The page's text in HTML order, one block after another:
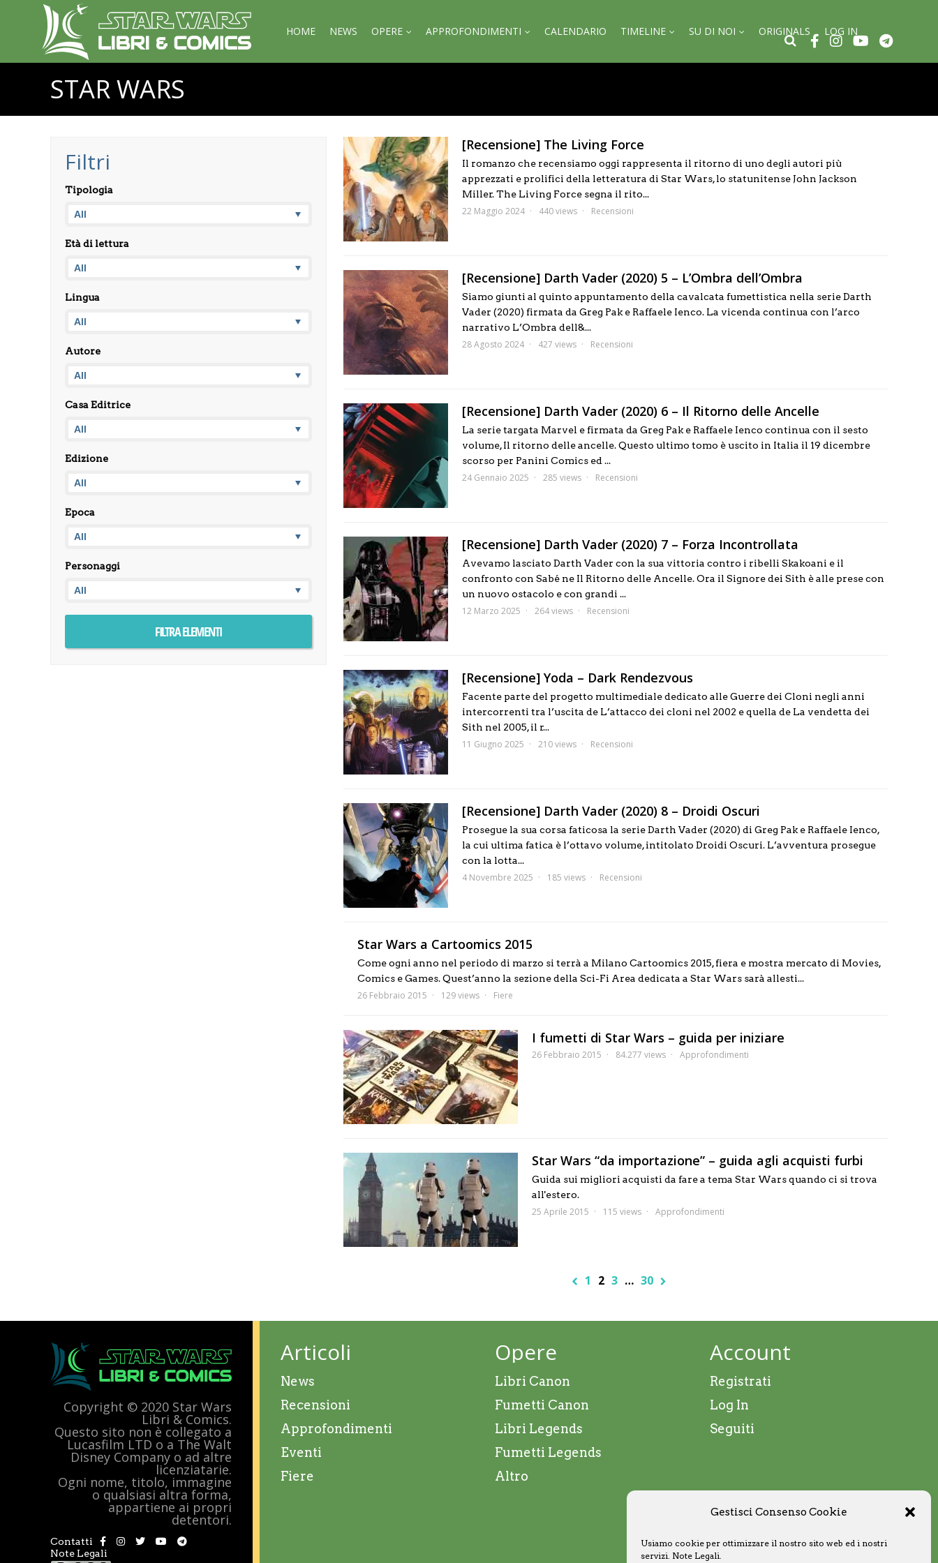
Gestisci Consenso Cookie
Usiamo cookie per ottimizzare il nostro sito web ed i nostri
servizi. Note Legali.
HOME NEWS OPERE APPROFONDIMENTI CALENDARIO TIMELINE SU DI NOI ORIGINALS LOG IN
STAR WARS
[Recensione] The Living Force
Il romanzo che recensiamo oggi rappresenta il ritorno di uno degli autori più
apprezzati e prolifici della letteratura di Star Wars, lo statunitense John Jackson
Miller. The Living Force segna il rito...
22 Maggio 2024 440 views Recensioni
[Recensione] Darth Vader (2020) 5 – L’Ombra dell’Ombra
Siamo giunti al quinto appuntamento della cavalcata fumettistica nella serie Darth
Vader (2020) firmata da Greg Pak e Raffaele Ienco. La vicenda continua con l’arco
narrativo L’Ombra dell&...
28 Agosto 2024 427 views Recensioni
[Recensione] Darth Vader (2020) 6 – Il Ritorno delle Ancelle
La serie targata Marvel e firmata da Greg Pak e Raffaele Ienco continua con il sesto
volume, Il ritorno delle ancelle. Questo ultimo tomo è uscito in Italia il 19 dicembre
scorso per Panini Comics ed ...
24 Gennaio 2025 285 views Recensioni
[Recensione] Darth Vader (2020) 7 – Forza Incontrollata
Avevamo lasciato Darth Vader con la sua vittoria contro i ribelli Skakoani e il
confronto con Sabé ne Il Ritorno delle Ancelle. Ora il Signore dei Sith è alle prese con
un nuovo ostacolo e con grandi ...
12 Marzo 2025 264 views Recensioni
[Recensione] Yoda – Dark Rendezvous
Facente parte del progetto multimediale dedicato alle Guerre dei Cloni negli anni
intercorrenti tra l’uscita de L’attacco dei cloni nel 2002 e quella de La vendetta dei
Sith nel 2005, il r...
11 Giugno 2025 210 views Recensioni
[Recensione] Darth Vader (2020) 8 – Droidi Oscuri
Prosegue la sua corsa faticosa la serie Darth Vader (2020) di Greg Pak e Raffaele Ienco,
la cui ultima fatica è l’ottavo volume, intitolato Droidi Oscuri. L’avventura prosegue
con la lotta...
4 Novembre 2025 185 views Recensioni
Star Wars a Cartoomics 2015
Come ogni anno nel periodo di marzo si terrà a Milano Cartoomics 2015, fiera e mostra mercato di Movies,
Comics e Games. Quest’anno la sezione della Sci-Fi Area dedicata a Star Wars sarà allesti...
26 Febbraio 2015 129 views Fiere
I fumetti di Star Wars – guida per iniziare
26 Febbraio 2015 84.277 views Approfondimenti
Star Wars “da importazione” – guida agli acquisti furbi
Guida sui migliori acquisti da fare a tema Star Wars quando ci si trova
all'estero.
25 Aprile 2015 115 views Approfondimenti
1 2 3 … 30
Filtri
Tipologia
Età di lettura
Lingua
Autore
Casa Editrice
Edizione
Epoca
Personaggi
Copyright © 2020 Star Wars
Libri & Comics.
Questo sito non è collegato a
Lucasfilm LTD o a The Walt
Disney Company o ad altre
licenziatarie.
Ogni nome, titolo, immagine
o qualsiasi altra forma,
appartiene ai propri
detentori.
Contatti
Note Legali
Articoli
News
Recensioni
Approfondimenti
Eventi
Fiere
Opere
Libri Canon
Fumetti Canon
Libri Legends
Fumetti Legends
Altro
Account
Registrati
Log In
Seguiti